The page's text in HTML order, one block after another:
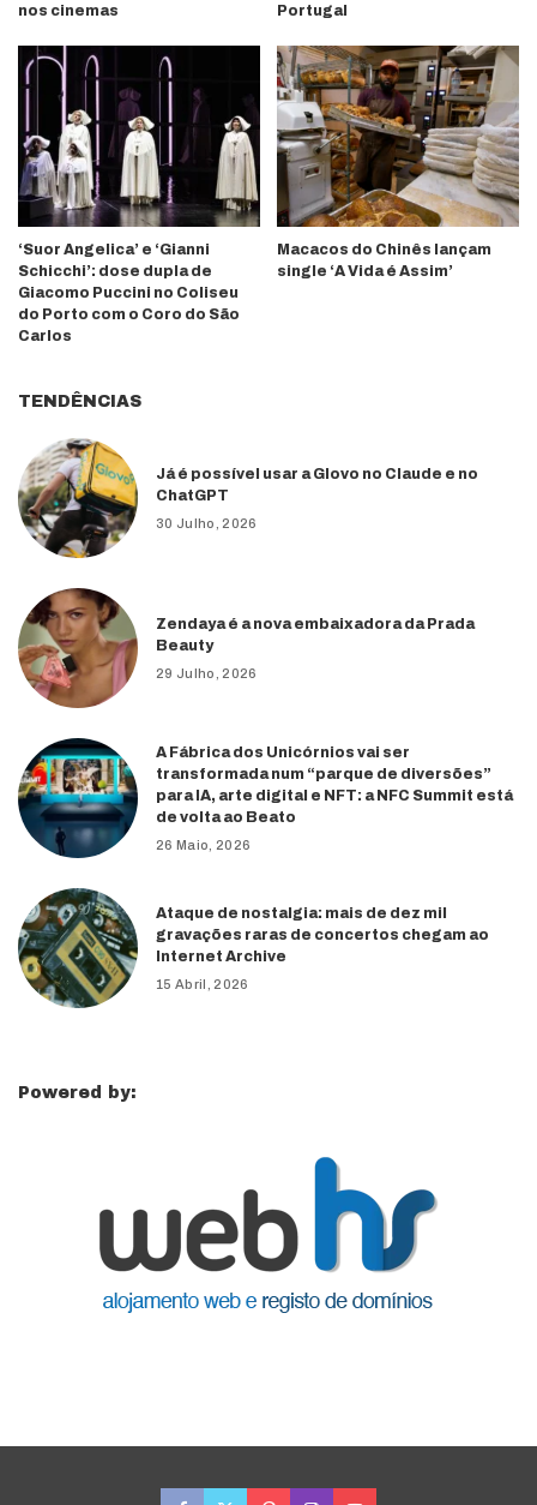
nos cinemas
Portugal
‘Suor Angelica’ e ‘Gianni
Schicchi’: dose dupla de
Giacomo Puccini no Coliseu
do Porto com o Coro do São
Carlos
Macacos do Chinês lançam
single ‘A Vida é Assim’
TENDÊNCIAS
Já é possível usar a Glovo no Claude e no
ChatGPT
30 Julho, 2026
Zendaya é a nova embaixadora da Prada
Beauty
29 Julho, 2026
A Fábrica dos Unicórnios vai ser
transformada num “parque de diversões”
para IA, arte digital e NFT: a NFC Summit está
de volta ao Beato
26 Maio, 2026
Ataque de nostalgia: mais de dez mil
gravações raras de concertos chegam ao
Internet Archive
15 Abril, 2026
Powered by: